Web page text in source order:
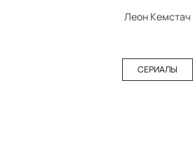
Леон Кемстач
СЕРИАЛЫ